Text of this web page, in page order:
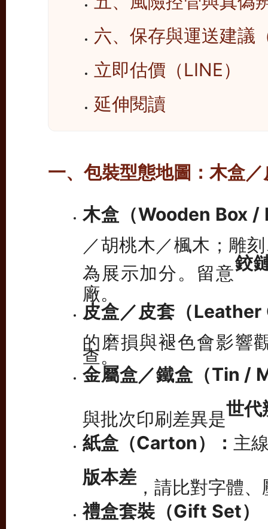
六、保存與運送建議
立即估價（LINE）
延伸閱讀
一、包裝型態地圖：木盒
木盒（Wooden Box
／胡桃木／楓木；雕
為展示加分。留意 鉸
廠。
皮盒／皮套（
的磨損與褪色會影響
查。
金屬盒／鐵盒（Tin /
與批次印刷差異是 世代
紙盒（Carton）： 主
版本差 ，請比對字體
禮盒套裝（Gift Set）